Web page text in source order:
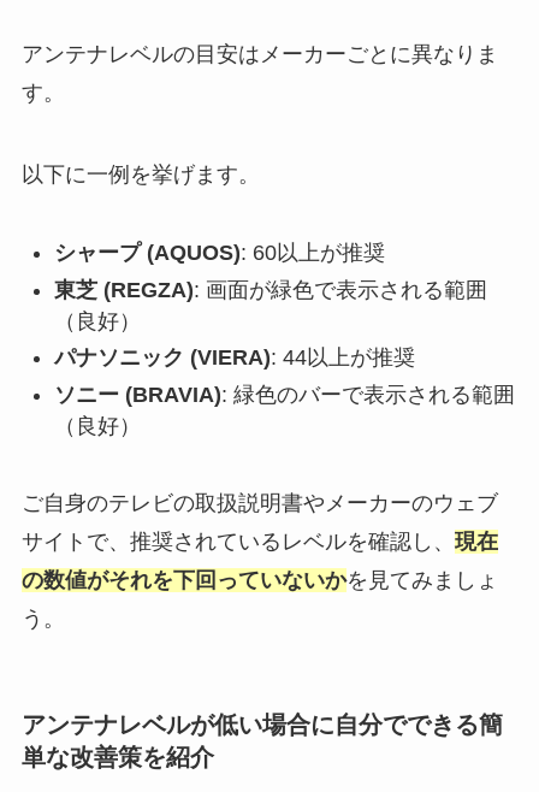
アンテナレベルの目安はメーカーごとに異なりま
す。
以下に一例を挙げます。
シャープ (AQUOS): 60以上が推奨
東芝 (REGZA): 画面が緑色で表示される範囲
（良好）
パナソニック (VIERA): 44以上が推奨
ソニー (BRAVIA): 緑色のバーで表示される範囲
（良好）
ご自身のテレビの取扱説明書やメーカーのウェブ
サイトで、推奨されているレベルを確認し、 現在
の数値がそれを下回っていないかを見てみましょ
う。
アンテナレベルが低い場合に自分でできる簡
単な改善策を紹介